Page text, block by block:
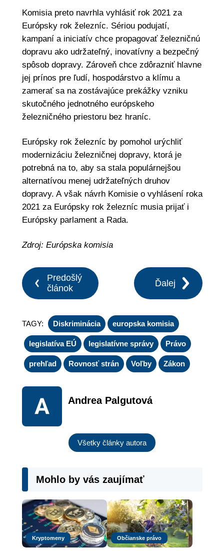
Komisia preto navrhla vyhlásiť rok 2021 za
Európsky rok železníc. Sériou podujatí,
kampaní a iniciatív chce propagovať železničnú
dopravu ako udržateľný, inovatívny a bezpečný
spôsob dopravy. Zároveň chce zdôrazniť hlavne
jej prínos pre ľudí, hospodárstvo a klímu a
zamerať sa na zostávajúce prekážky vzniku
skutočného jednotného európskeho
železničného priestoru bez hraníc.
Európsky rok železníc by pomohol urýchliť
modernizáciu železničnej dopravy, ktorá je
potrebná na to, aby sa stala populárnejšou
alternatívou menej udržateľných druhov
dopravy. A však návrh Komisie o vyhlásení roka
2021 za Európsky rok železníc musia prijať i
Európsky parlament a Rada.
Zdroj: Európska komisia
Predošlý
článok
Ďalej
TAGY: Diskriminácia europska komisia
legislatíva EÚ legislatívne správy Právo
prehľad Rovnosť strán Voľby Zákon
Andrea Palgutová
Všetky články autora
Mohlo by vás zaujímať
Kryptomeny Občianske právo